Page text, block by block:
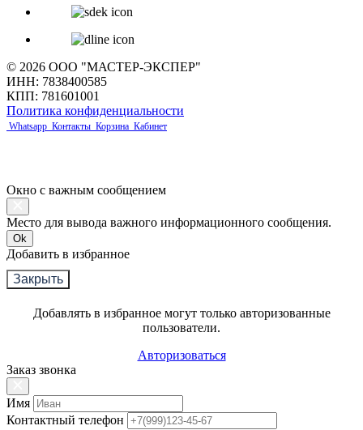
© 2026 ООО "МАСТЕР-ЭКСПЕР"
ИНН: 7838400585
КПП: 781601001
Политика конфиденциальности
Whatsapp Контакты Корзина Кабинет
Окно с важным сообщением
Место для вывода важного информационного сообщения.
Ok
Добавить в избранное
Закрыть
Добавлять в избранное могут только авторизованные
пользователи.
Авторизоваться
Заказ звонка
Имя
Контактный телефон